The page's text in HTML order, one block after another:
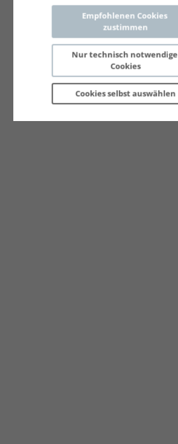
Empfohlenen Cookies
zustimmen
Nur technisch notwendige
Cookies
Cookies selbst auswählen